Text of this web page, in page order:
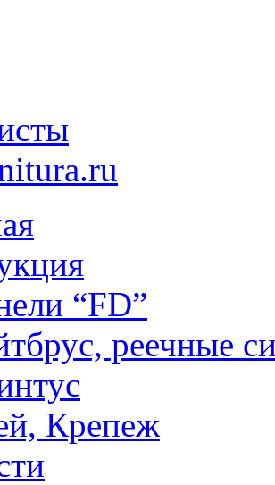
“FD”
реечные
Крепеж